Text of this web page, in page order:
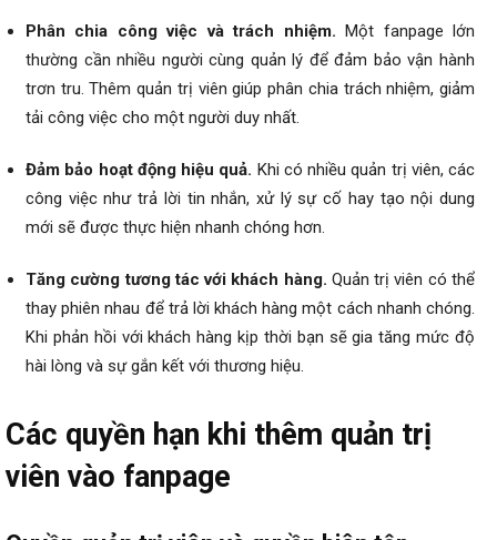
Phân chia công việc và trách nhiệm. Một fanpage lớn
thường cần nhiều người cùng quản lý để đảm bảo vận hành
trơn tru. Thêm quản trị viên giúp phân chia trách nhiệm, giảm
tải công việc cho một người duy nhất.
Đảm bảo hoạt động hiệu quả. Khi có nhiều quản trị viên, các
công việc như trả lời tin nhắn, xử lý sự cố hay tạo nội dung
mới sẽ được thực hiện nhanh chóng hơn.
Tăng cường tương tác với khách hàng. Quản trị viên có thể
thay phiên nhau để trả lời khách hàng một cách nhanh chóng.
Khi phản hồi với khách hàng kịp thời bạn sẽ gia tăng mức độ
hài lòng và sự gắn kết với thương hiệu.
Các quyền hạn khi thêm quản trị
viên vào fanpage